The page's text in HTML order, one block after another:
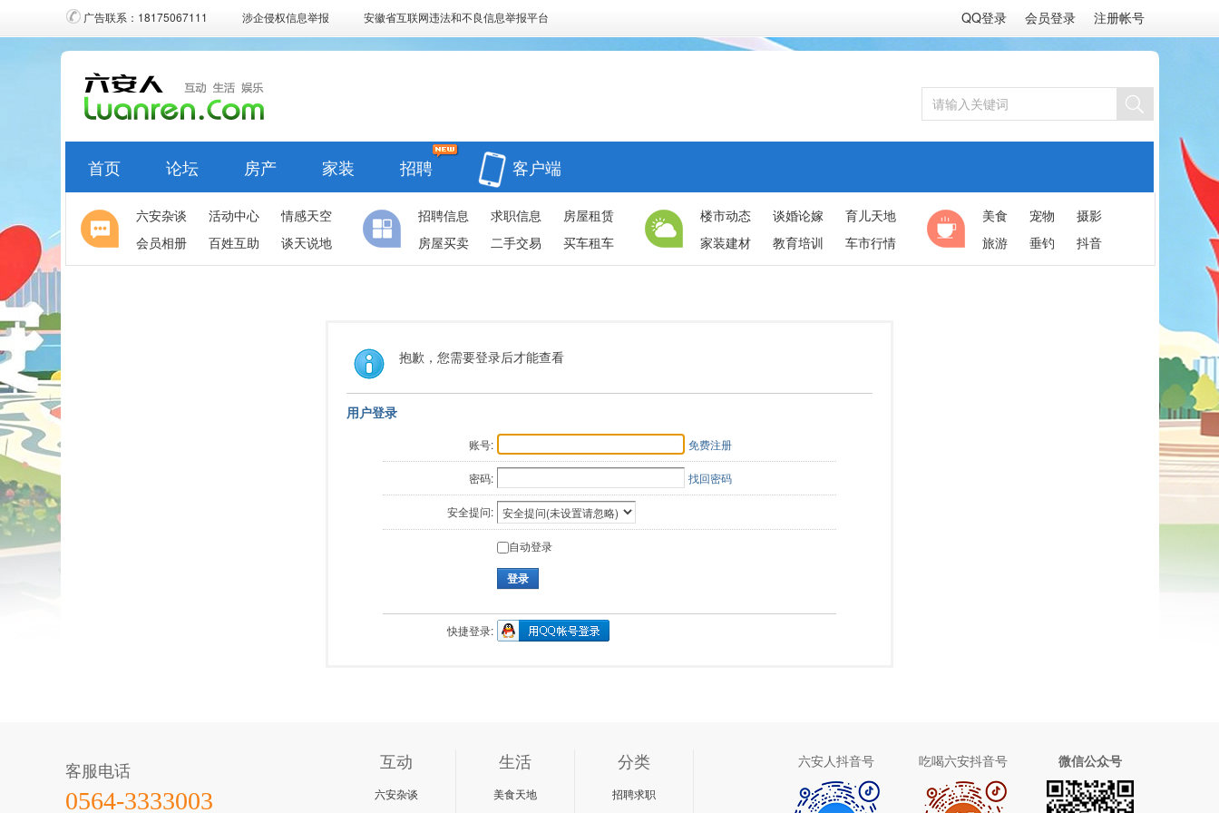
QQ登录 会员登录 注册帐号
广告联系：18175067111 涉企侵权信息举报 安徽省互联网违法和不良信息举报平台
首页 论坛 房产 家装 招聘 客户端
六安杂谈 活动中心
情感天空
会员相册
百姓互助 谈天说地
招聘信息 求职信息
房屋租赁
房屋买卖
二手交易 买车租车
楼市动态 谈婚论嫁
育儿天地
家装建材
教育培训 车市行情
美食 宠物
摄影
旅游
垂钓 抖音
抱歉，您需要登录后才能查看
用户登录
账号: 免费注册
密码: 找回密码
安全提问:
自动登录
登录
快捷登录:
客服电话
0564-3333003
互动
六安杂谈
生活
美食天地
分类
招聘求职
六安人抖音号 吃喝六安抖音号 微信公众号